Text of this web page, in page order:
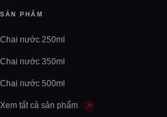
SẢN PHẨM
Chai nước 250ml
Chai nước 350ml
Chai nước 500ml
Xem tất cả sản phẩm